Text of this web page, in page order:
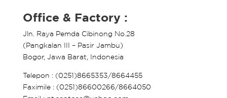
Office & Factory :
Jln. Raya Pemda Cibinong No.28
(Pangkalan III – Pasir Jambu)
Bogor, Jawa Barat, Indonesia
Telepon : (0251)8665353/8664455
Faximile : (0251)86600266/8664050